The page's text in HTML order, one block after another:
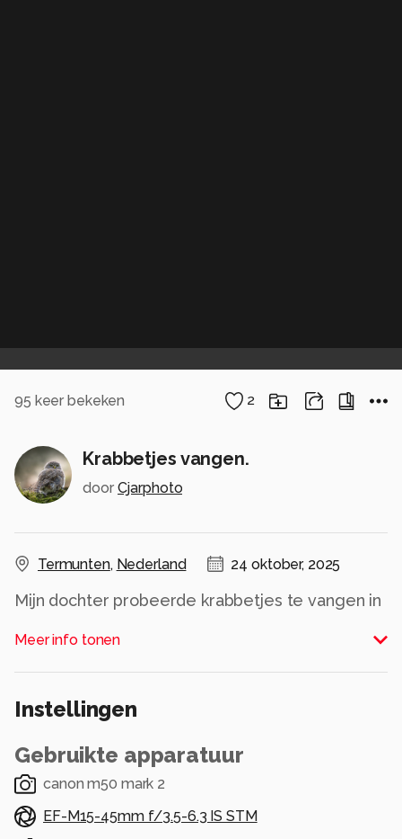
95 keer bekeken 2
Krabbetjes vangen.
door Cjarphoto
Termunten, Nederland 24 oktober, 2025
Mijn dochter probeerde krabbetjes te vangen in
Meer info tonen
Instellingen
Gebruikte apparatuur
canon m50 mark 2
EF-M15-45mm f/3.5-6.3 IS STM